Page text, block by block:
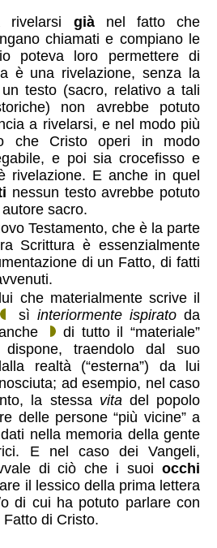
rivelarsi giànel fatto che
chiamati e compiano le
poteva loro permettere di
è una rivelazione, senza la
testo (sacro, relativo a tali
non avrebbe potuto
a rivelarsi, e nel modo più
che Cristo operi in modo
e poi sia crocefisso e
rivelazione. E anche in quel
nessun testo avrebbe potuto
sacro.
Testamento, che è la parte
Scrittura è essenzialmente
di un Fatto, di fatti
che materialmente scrive il
sìinteriormente ispirato da
di tutto il “materiale”
traendolo dal suo
realtà (“esterna”) da lui
ad esempio, nel caso
la stessa vitadel popolo
delle persone “più vicine” a
nella memoria della gente
E nel caso dei Vangeli,
di ciò che i suoiocchi
il lessico della prima lettera
di cui ha potuto parlare con
di Cristo.